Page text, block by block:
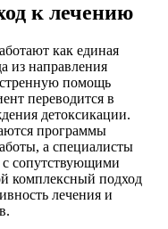
к лечению
как единая
из направления
помощь
переводится в
детоксикации.
программы
а специалисты
с сопутствующими
комплексный подход
лечения и